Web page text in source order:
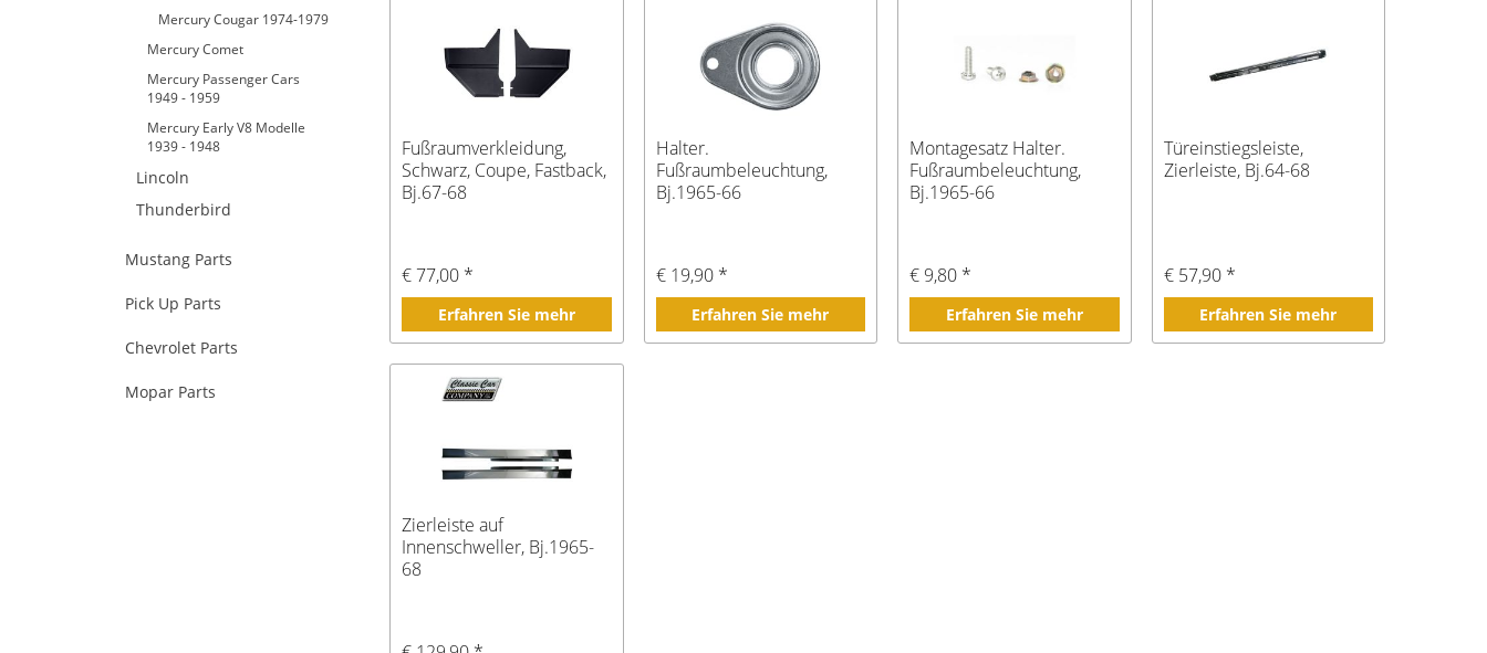
Mercury Cougar 1974-1979
Mercury Comet
Mercury Passenger Cars
1949 - 1959
Mercury Early V8 Modelle
1939 - 1948
Lincoln
Thunderbird
Mustang Parts
Pick Up Parts
Chevrolet Parts
Mopar Parts
Fußraumverkleidung,
Schwarz, Coupe, Fastback,
Bj.67-68
€ 77,00 *
Erfahren Sie mehr
Halter.
Fußraumbeleuchtung,
Bj.1965-66
€ 19,90 *
Erfahren Sie mehr
Montagesatz Halter.
Fußraumbeleuchtung,
Bj.1965-66
€ 9,80 *
Erfahren Sie mehr
Türeinstiegsleiste,
Zierleiste, Bj.64-68
€ 57,90 *
Erfahren Sie mehr
Zierleiste auf
Innenschweller, Bj.1965-
68